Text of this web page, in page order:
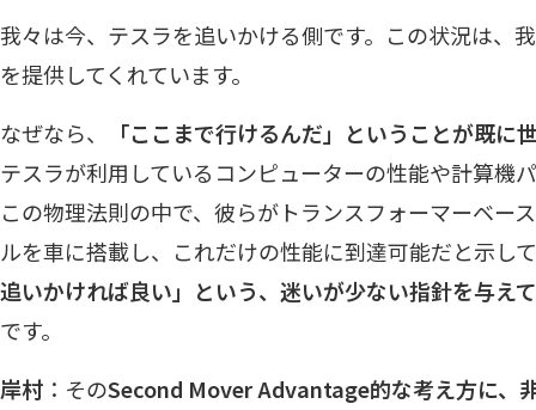
我々は今、テスラを追いかける側です。この状況は、
を提供してくれています。
なぜなら、
「ここまで行けるんだ」ということが既に
テスラが利用しているコンピューターの性能や計算機
この物理法則の中で、彼らがトランスフォーマーベー
ルを車に搭載し、これだけの性能に到達可能だと示し
追いかければ良い」という、迷いが少ない指針を与え
です。
岸村 ：そのSecond Mover Advantage的な考え方に、